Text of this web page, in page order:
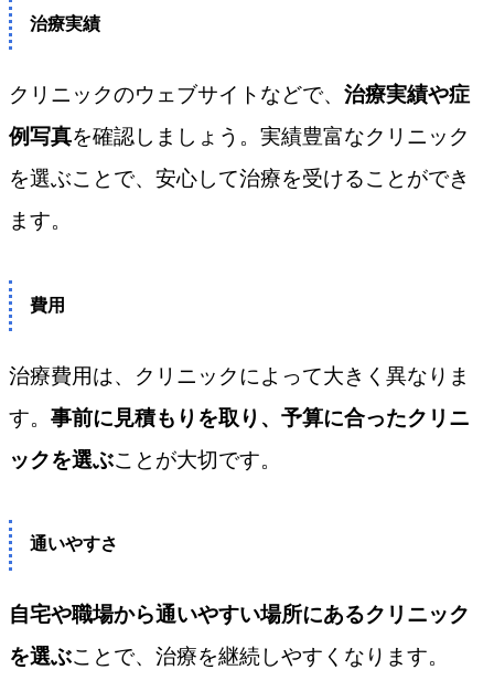
治療実績
クリニックのウェブサイトなどで、 治療実績や症
例写真を確認しましょう。実績豊富なクリニック
を選ぶことで、安心して治療を受けることができ
ます。
費用
治療費用は、クリニックによって大きく異なりま
す。 事前に見積もりを取り、予算に合ったクリニ
ックを選ぶことが大切です。
通いやすさ
自宅や職場から通いやすい場所にあるクリニック
を選ぶことで、治療を継続しやすくなります。